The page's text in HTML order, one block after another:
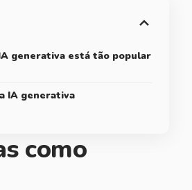
generativa está tão popular
IA generativa
como